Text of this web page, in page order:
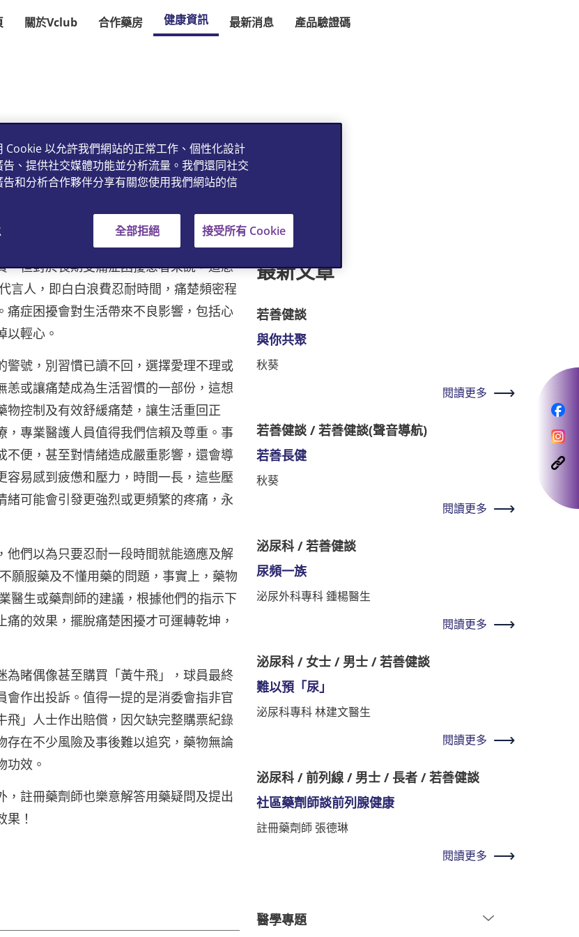
關於Vclub 合作藥房 健康資訊 最新消息 產品驗證碼
但對於長期受痛症困擾患者來說，這態
言人，即白白浪費忍耐時間，痛楚頻密程
症困擾會對生活帶來不良影響，包括心
以輕心。
號，別習慣已讀不回，選擇愛理不理或
或讓痛楚成為生活習慣的一部份，這想
控制及有效舒緩痛楚，讓生活重回正
專業醫護人員值得我們信賴及尊重。事
便，甚至對情緒造成嚴重影響，還會導
易感到疲憊和壓力，時間一長，這些壓
可能會引發更強烈或更頻繁的疼痛，永
們以為只要忍耐一段時間就能適應及解
願服藥及不懂用藥的問題，事實上，藥物
醫生或藥劑師的建議，根據他們的指示下
的效果，擺脫痛楚困擾才可運轉乾坤，
睹偶像甚至購買「黃牛飛」，球員最終
作出投訴。值得一提的是消委會指非官
」人士作出賠償，因欠缺完整購票紀錄
在不少風險及事後難以追究，藥物無論
功效。
註冊藥劑師也樂意解答用藥疑問及提出
！
最新文章
若善健談
與你共聚
秋葵
閱讀更多
若善健談 / 若善健談(聲音導航)
若善長健
秋葵
閱讀更多
泌尿科 / 若善健談
尿頻一族
泌尿外科專科 鍾楊醫生
閱讀更多
泌尿科 / 女士 / 男士 / 若善健談
難以預「尿」
泌尿科專科 林建文醫生
閱讀更多
泌尿科 / 前列線 / 男士 / 長者 / 若善健談
社區藥劑師談前列腺健康
註冊藥劑師 張德琳
閱讀更多
醫學專題
Cookie 以允許我們網站的正常工作、個性化設計
告、提供社交媒體功能並分析流量。我們還同社交
告和分析合作夥伴分享有關您使用我們網站的信
全部拒絕 接受所有 Cookie